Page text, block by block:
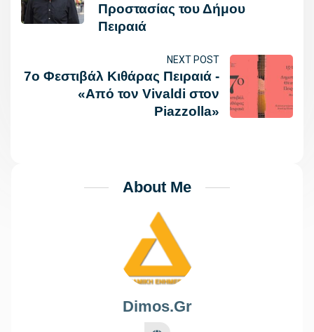
Προστασίας του Δήμου
Πειραιά
NEXT POST
7ο Φεστιβάλ Κιθάρας Πειραιά -
«Από τον Vivaldi στον
Piazzolla»
About Me
Dimos.gr